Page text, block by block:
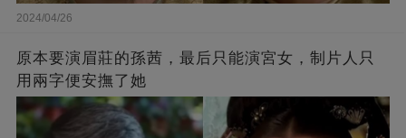
2024/04/26
原本要演眉莊的孫茜，最后只能演宮女，制片人只
用兩字便安撫了她